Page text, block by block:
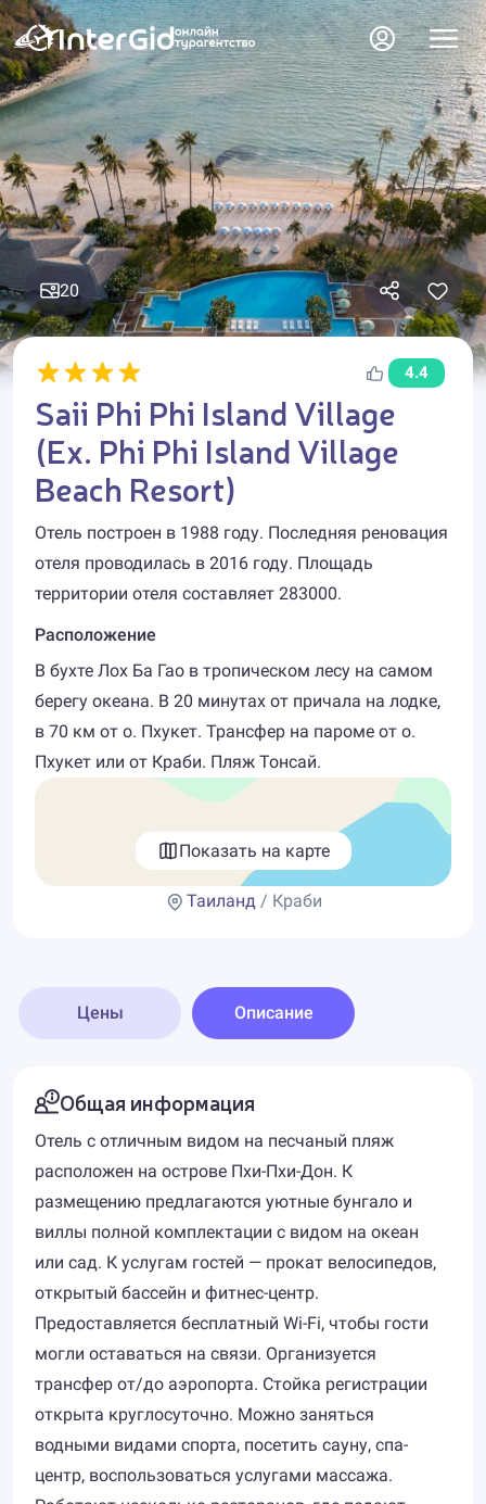
20
4.4
Saii Phi Phi Island Village
(Ex. Phi Phi Island Village
Beach Resort)
Отель построен в 1988 году. Последняя реновация
отеля проводилась в 2016 году. Площадь
территории отеля составляет 283000.
Расположение
В бухте Лох Ба Гао в тропическом лесу на самом
берегу океана. В 20 минутах от причала на лодке,
в 70 км от о. Пхукет. Трансфер на пароме от о.
Пхукет или от Краби. Пляж Тонсай.
Показать на карте
Таиланд / Краби
Цены Описание
Общая информация
Отель с отличным видом на песчаный пляж
расположен на острове Пхи-Пхи-Дон. К
размещению предлагаются уютные бунгало и
виллы полной комплектации с видом на океан
или сад. К услугам гостей — прокат велосипедов,
открытый бассейн и фитнес-центр.
Предоставляется бесплатный Wi-Fi, чтобы гости
могли оставаться на связи. Организуется
трансфер от/до аэропорта. Стойка регистрации
открыта круглосуточно. Можно заняться
водными видами спорта, посетить сауну, спа-
центр, воспользоваться услугами массажа.